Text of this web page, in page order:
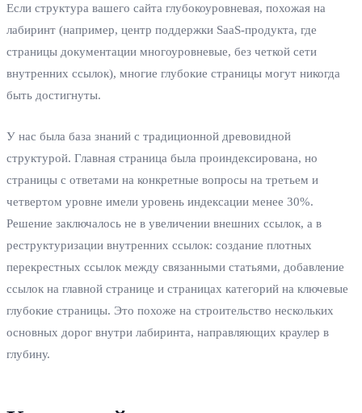
Если структура вашего сайта глубокоуровневая, похожая на
лабиринт (например, центр поддержки SaaS-продукта, где
страницы документации многоуровневые, без четкой сети
внутренних ссылок), многие глубокие страницы могут никогда
быть достигнуты.
У нас была база знаний с традиционной древовидной
структурой. Главная страница была проиндексирована, но
страницы с ответами на конкретные вопросы на третьем и
четвертом уровне имели уровень индексации менее 30%.
Решение заключалось не в увеличении внешних ссылок, а в
реструктуризации внутренних ссылок: создание плотных
перекрестных ссылок между связанными статьями, добавление
ссылок на главной странице и страницах категорий на ключевые
глубокие страницы. Это похоже на строительство нескольких
основных дорог внутри лабиринта, направляющих краулер в
глубину.